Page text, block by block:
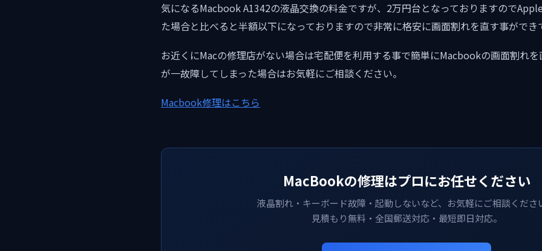
気になるMacbook A1342の液晶交換の料金ですが、2万円台となっておりますので
た場合と比べると半額以下になっておりますので非常に格安に画面割れを直す事ができ
お近くにMacの修理店がない場合は宅配便を利用する事で簡単にMacbookの画面割れ
が一故障してしまった場合はお気軽にご相談ください。
Macbook修理はこちら
MacBookの修理はプロにお任せください
液晶割れ・キーボード故障・起動しないなど、お気軽にご相談くださ
見積もり無料・全国郵送対応・最短即日対応。